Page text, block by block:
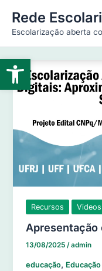
Abrir a
para
conteúdo
Rede
Escolarização aberta
Recursos Videos
Apresentação
13/08/2025/admin
educação,